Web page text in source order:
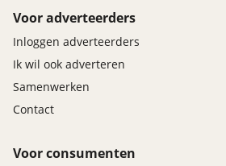
Voor adverteerders
Inloggen adverteerders
Ik wil ook adverteren
Samenwerken
Contact
Voor consumenten